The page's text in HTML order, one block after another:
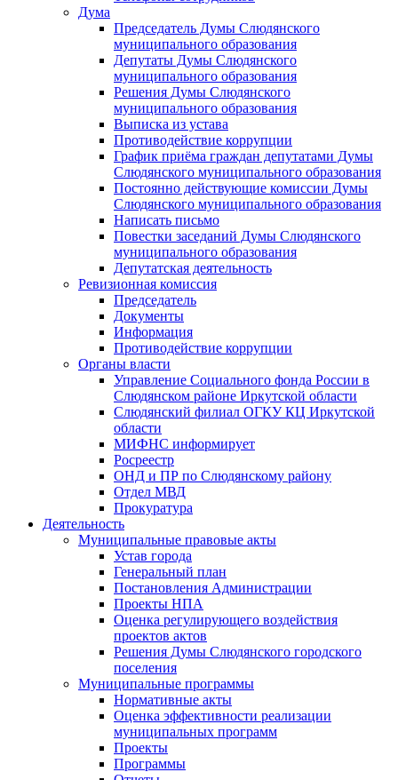
Дума
Председатель Думы Слюдянского
муниципального образования
Депутаты Думы Слюдянского
муниципального образования
Решения Думы Слюдянского
муниципального образования
Выписка из устава
Противодействие коррупции
График приёма граждан депутатами Думы
Слюдянского муниципального образования
Постоянно действующие комиссии Думы
Слюдянского муниципального образования
Написать письмо
Повестки заседаний Думы Слюдянского
муниципального образования
Депутатская деятельность
Ревизионная комиссия
Председатель
Документы
Информация
Противодействие коррупции
Органы власти
Управление Социального фонда России в
Слюдянском районе Иркутской области
Слюдянский филиал ОГКУ КЦ Иркутской
области
МИФНС информирует
Росреестр
ОНД и ПР по Слюдянскому району
Отдел МВД
Прокуратура
Деятельность
Муниципальные правовые акты
Устав города
Генеральный план
Постановления Администрации
Проекты НПА
Оценка регулирующего воздействия
проектов актов
Решения Думы Слюдянского городского
поселения
Муниципальные программы
Нормативные акты
Оценка эффективности реализации
муниципальных программ
Проекты
Программы